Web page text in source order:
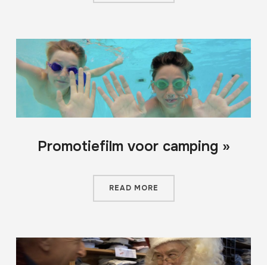
Promotiefilm voor camping »
READ MORE